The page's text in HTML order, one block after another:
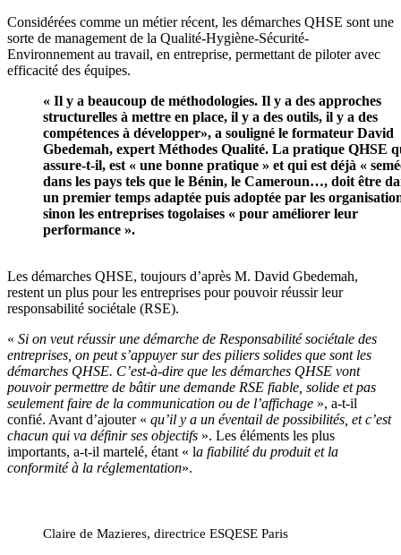
Considérées comme un métier récent, les démarches QHSE sont une
sorte de management de la Qualité-Hygiène-Sécurité-
Environnement au travail, en entreprise, permettant de piloter avec
efficacité des équipes.
« Il y a beaucoup de méthodologies. Il y a des approches
structurelles à mettre en place, il y a des outils, il y a des
compétences à développer», a souligné le formateur David
Gbedemah, expert Méthodes Qualité. La pratique QHSE
assure-t-il, est « une bonne pratique » et qui est déjà «
dans les pays tels que le Bénin, le Cameroun…, doit être
un premier temps adaptée puis adoptée par les
sinon les entreprises togolaises « pour améliorer leur
performance ».
Les démarches QHSE, toujours d’après M. David Gbedemah,
restent un plus pour les entreprises pour pouvoir réussir leur
responsabilité sociétale (RSE).
« Si on veut réussir une démarche de Responsabilité sociétale des
entreprises, on peut s’appuyer sur des piliers solides que sont les
démarches QHSE. C’est-à-dire que les démarches QHSE vont
pouvoir permettre de bâtir une demande RSE fiable, solide et pas
seulement faire de la communication ou de l’affichage », a-t-il
confié. Avant d’ajouter « qu’il y a un éventail de possibilités, et c’est
chacun qui va définir ses objectifs ». Les éléments les plus
importants, a-t-il martelé, étant « la fiabilité du produit et la
conformité à la réglementation».
Claire de Mazieres, directrice ESQESE Paris